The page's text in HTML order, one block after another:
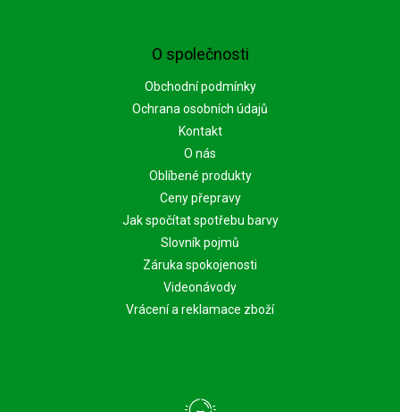
O společnosti
Obchodní podmínky
Ochrana osobních údajů
Kontakt
O nás
Oblíbené produkty
Ceny přepravy
Jak spočítat spotřebu barvy
Slovník pojmů
Záruka spokojenosti
Videonávody
Vrácení a reklamace zboží